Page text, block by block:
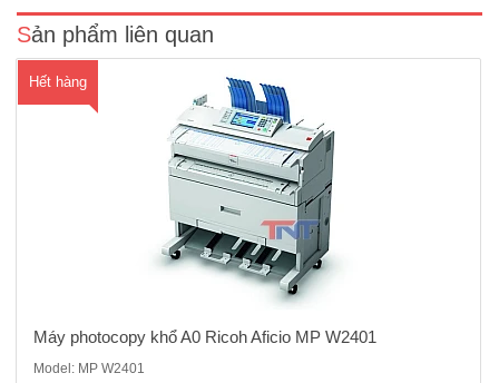
Sản phẩm liên quan
Hết hàng
Máy photocopy khổ A0 Ricoh Aficio MP W2401
Model: MP W2401